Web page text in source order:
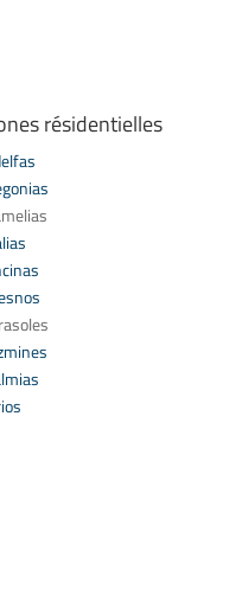
résidentielles